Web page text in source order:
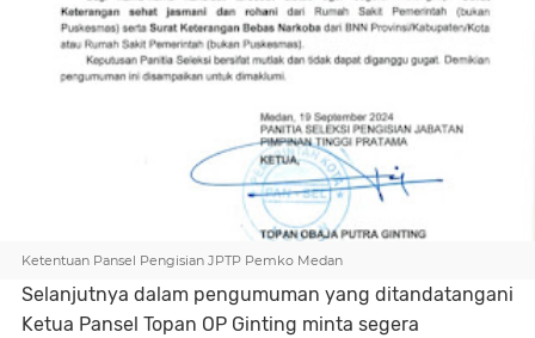
Ketentuan Pansel Pengisian JPTP Pemko Medan
Selanjutnya dalam pengumuman yang ditandatangani
Ketua Pansel Topan OP Ginting minta segera